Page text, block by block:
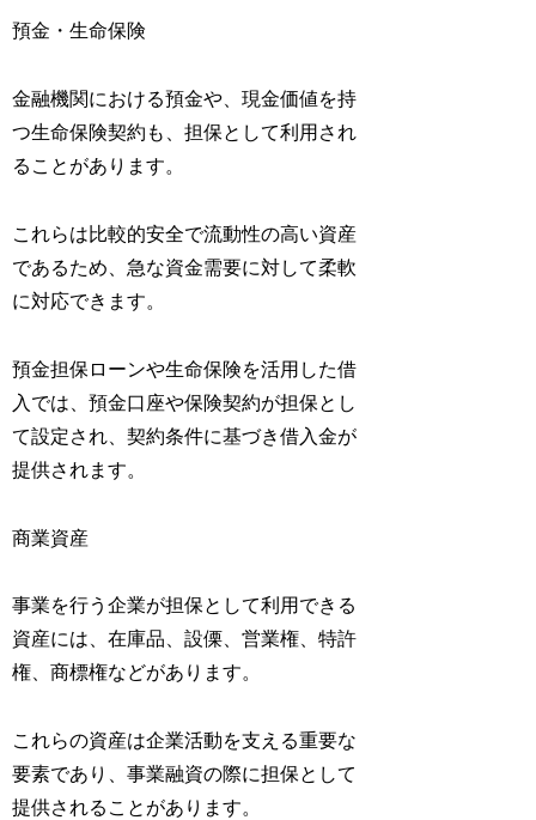
預金・生命保険
金融機関における預金や、現金価値を持
つ生命保険契約も、担保として利用され
ることがあります。
これらは比較的安全で流動性の高い資産
であるため、急な資金需要に対して柔軟
に対応できます。
預金担保ローンや生命保険を活用した借
入では、預金口座や保険契約が担保とし
て設定され、契約条件に基づき借入金が
提供されます。
商業資産
事業を行う企業が担保として利用できる
資産には、在庫品、設傈、営業権、特許
権、商標権などがあります。
これらの資産は企業活動を支える重要な
要素であり、事業融資の際に担保として
提供されることがあります。